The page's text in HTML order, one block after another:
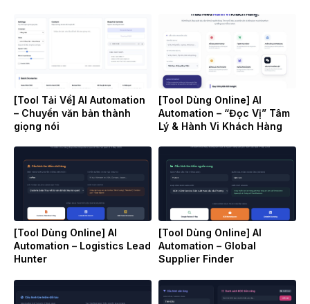
[Tool Tải Về] AI Automation
– Chuyển văn bản thành
giọng nói
[Tool Dùng Online] AI
Automation – “Đọc Vị” Tâm
Lý & Hành Vi Khách Hàng
[Tool Dùng Online] AI
Automation – Logistics Lead
Hunter
[Tool Dùng Online] AI
Automation – Global
Supplier Finder